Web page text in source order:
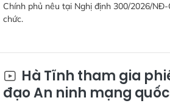
Chính phủ nêu tại Nghị định 300/2026/
chức.
Hà Tĩnh tham gia
đạo An ninh mạng